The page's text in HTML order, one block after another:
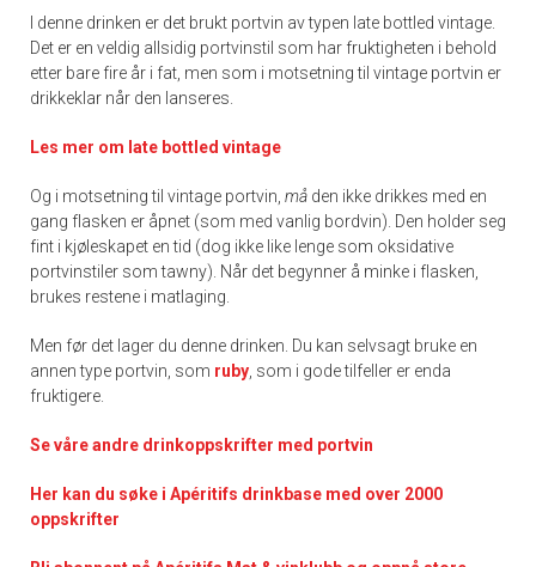
I denne drinken er det brukt portvin av typen late bottled vintage.
Det er en veldig allsidig portvinstil som har fruktigheten i behold
etter bare fire år i fat, men som i motsetning til vintage portvin er
drikkeklar når den lanseres.
Les mer om late bottled vintage
Og i motsetning til vintage portvin, må den ikke drikkes med en
gang flasken er åpnet (som med vanlig bordvin). Den holder seg
fint i kjøleskapet en tid (dog ikke like lenge som oksidative
portvinstiler som tawny). Når det begynner å minke i flasken,
brukes restene i matlaging.
Men før det lager du denne drinken. Du kan selvsagt bruke en
annen type portvin, som ruby , som i gode tilfeller er enda
fruktigere.
Se våre andre drinkoppskrifter med portvin
Her kan du søke i Apéritifs drinkbase med over 2000
oppskrifter